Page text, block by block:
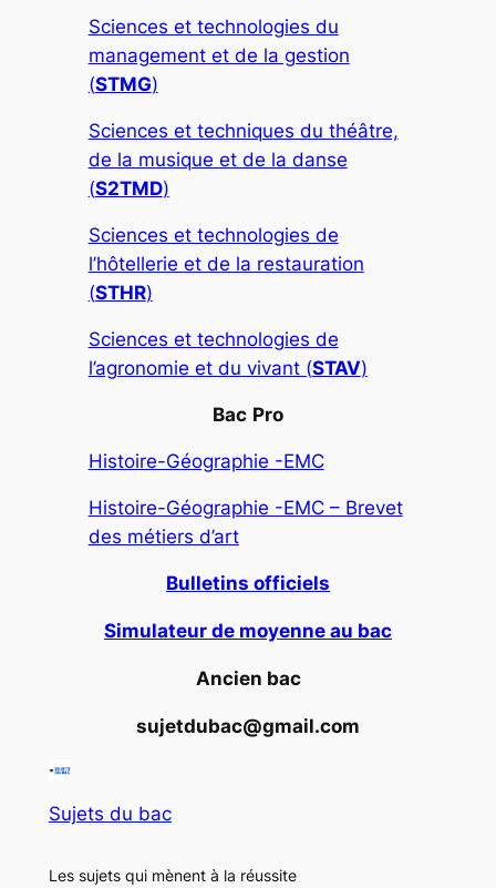
Sciences et technologies du
management et de la gestion
(STMG)
Sciences et techniques du théâtre,
de la musique et de la danse
(S2TMD)
Sciences et technologies de
l’hôtellerie et de la restauration
(STHR)
Sciences et technologies de
l’agronomie et du vivant (STAV)
Bac Pro
Histoire-Géographie -EMC
Histoire-Géographie -EMC – Brevet
des métiers d’art
Bulletins officiels
Simulateur de moyenne au bac
Ancien bac
sujetdubac@gmail.com
Sujets du bac
Les sujets qui mènent à la réussite